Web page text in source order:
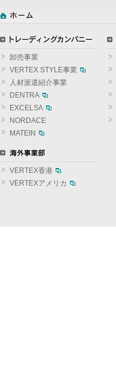
卸売事業
VERTEX STYLE事業
人材派遣紹介事業
DENTRA
EXCELSA
NORDACE
MATEIN
VERTEX香港
VERTEXアメリカ